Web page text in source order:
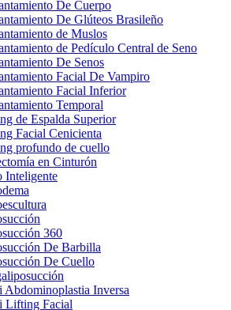
De Cuerpo
De Glúteos Brasileño
de Muslos
de Pedículo Central de Seno
De Senos
Facial De Vampiro
Facial Inferior
Temporal
de Espalda Superior
Facial Cenicienta
profundo de cuello
en Cinturón
Inteligente
360
De Barbilla
De Cuello
Abdominoplastia Inversa
Lifting Facial